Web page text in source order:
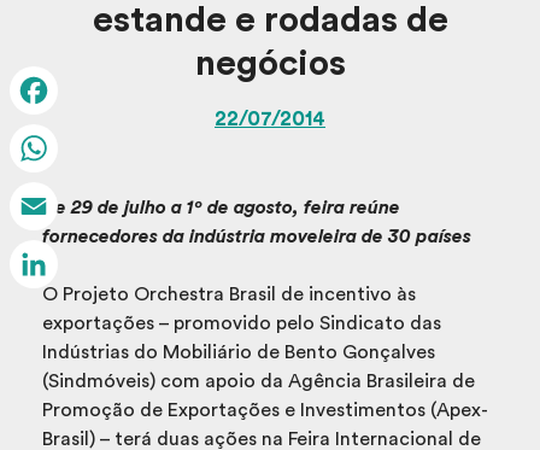
estande e rodadas de
negócios
22/07/2014
De 29 de julho a 1º de agosto, feira reúne
fornecedores da indústria moveleira de 30 países
O Projeto Orchestra Brasil de incentivo às
exportações – promovido pelo Sindicato das
Indústrias do Mobiliário de Bento Gonçalves
(Sindmóveis) com apoio da Agência Brasileira de
Promoção de Exportações e Investimentos (Apex-
Brasil) – terá duas ações na Feira Internacional de
Facebook
Email